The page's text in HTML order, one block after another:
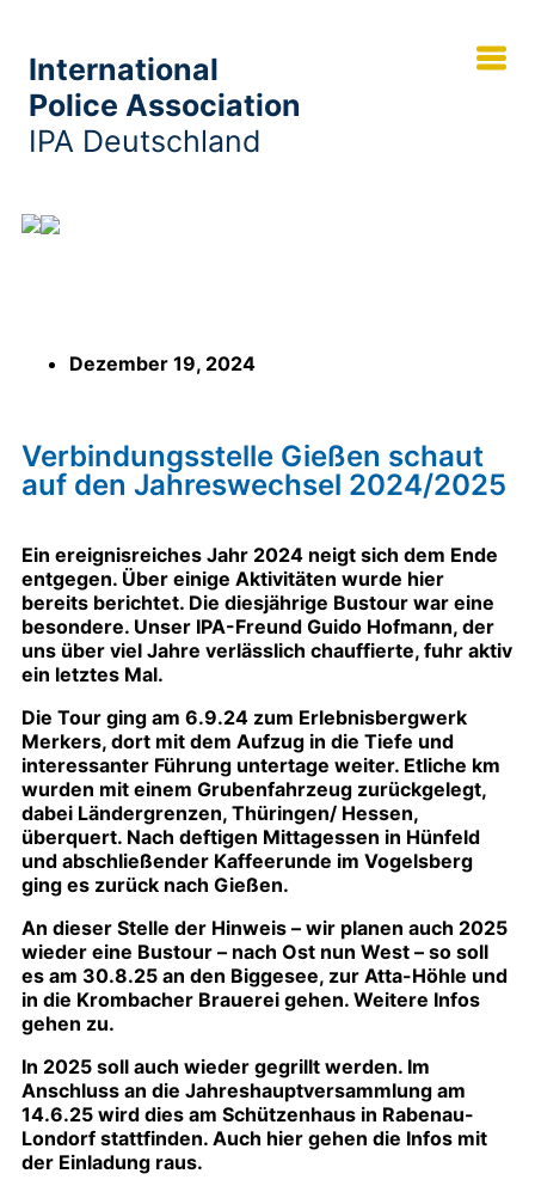
International
Police Association
IPA Deutschland
Dezember 19, 2024
Verbindungsstelle Gießen schaut
auf den Jahreswechsel 2024/2025
Ein ereignisreiches Jahr 2024 neigt sich dem Ende
entgegen. Über einige Aktivitäten wurde hier
bereits berichtet. Die diesjährige Bustour war eine
besondere. Unser IPA-Freund Guido Hofmann, der
uns über viel Jahre verlässlich chauffierte, fuhr aktiv
ein letztes Mal.
Die Tour ging am 6.9.24 zum Erlebnisbergwerk
Merkers, dort mit dem Aufzug in die Tiefe und
interessanter Führung untertage weiter. Etliche km
wurden mit einem Grubenfahrzeug zurückgelegt,
dabei Ländergrenzen, Thüringen/ Hessen,
überquert. Nach deftigen Mittagessen in Hünfeld
und abschließender Kaffeerunde im Vogelsberg
ging es zurück nach Gießen.
An dieser Stelle der Hinweis – wir planen auch 2025
wieder eine Bustour – nach Ost nun West – so soll
es am 30.8.25 an den Biggesee, zur Atta-Höhle und
in die Krombacher Brauerei gehen. Weitere Infos
gehen zu.
In 2025 soll auch wieder gegrillt werden. Im
Anschluss an die Jahreshauptversammlung am
14.6.25 wird dies am Schützenhaus in Rabenau-
Londorf stattfinden. Auch hier gehen die Infos mit
der Einladung raus.